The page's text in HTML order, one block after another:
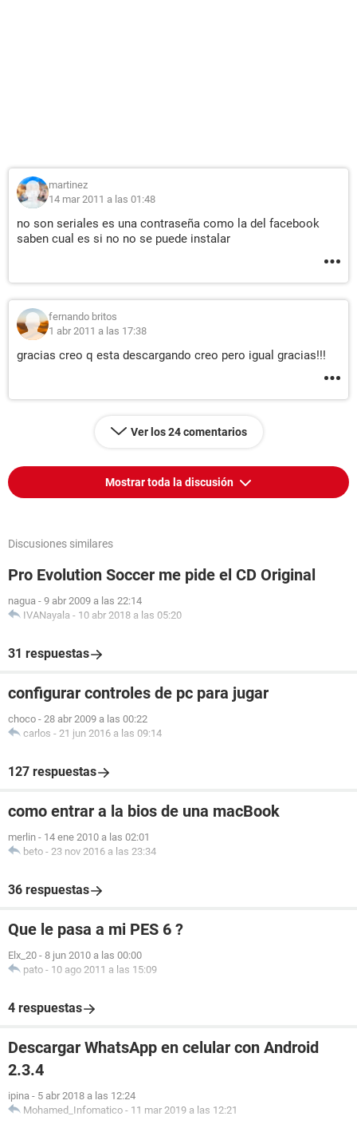
martinez
14 mar 2011 a las 01:48
no son seriales es una contraseña como la del facebook
saben cual es si no no se puede instalar
fernando britos
1 abr 2011 a las 17:38
gracias creo q esta descargando creo pero igual gracias!!!
Ver los 24 comentarios
Mostrar toda la discusión
Discusiones similares
Pro Evolution Soccer me pide el CD Original
nagua - 9 abr 2009 a las 22:14
IVANayala - 10 abr 2018 a las 05:20
31 respuestas
configurar controles de pc para jugar
choco - 28 abr 2009 a las 00:22
carlos - 21 jun 2016 a las 09:14
127 respuestas
como entrar a la bios de una macBook
merlin - 14 ene 2010 a las 02:01
beto - 23 nov 2016 a las 23:34
36 respuestas
Que le pasa a mi PES 6 ?
Elx_20 - 8 jun 2010 a las 00:00
pato - 10 ago 2011 a las 15:09
4 respuestas
Descargar WhatsApp en celular con Android
2.3.4
ipina - 5 abr 2018 a las 12:24
Mohamed_Infomatico - 11 mar 2019 a las 12:21